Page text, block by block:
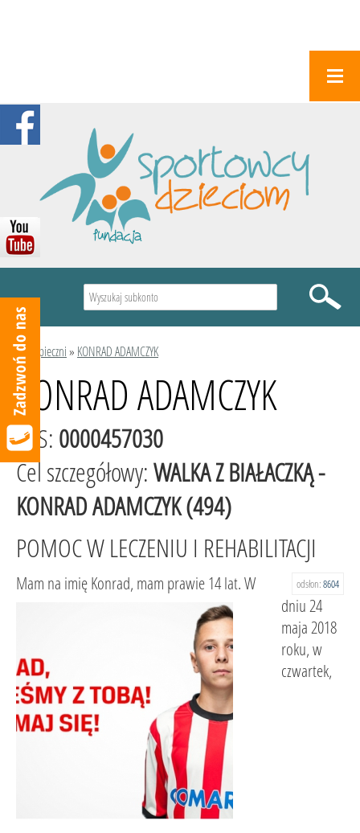
Podopieczni» KONRAD ADAMCZYK
KONRAD ADAMCZYK
KRS: 0000457030
Cel szczegółowy:WALKA Z BIAŁACZKĄ -
KONRAD ADAMCZYK (494)
POMOC W LECZENIU I REHABILITACJI
odsłon:8604
Mam na imię Konrad, mam prawie 14 lat. W
dniu 24
maja 2018
roku, w
czwartek,